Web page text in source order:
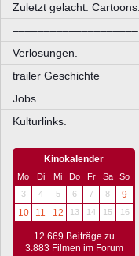
Zuletzt gelacht: Cartoons.
––––––––––––––––––––
Verlosungen.
trailer Geschichte
Jobs.
Kulturlinks.
Kinokalender
Mo Di Mi Do Fr Sa
So
3
4 5 6 7 8
9
10
11 12 13 14 15 16
12.669 Beiträge zu
3.883 Filmen im Forum